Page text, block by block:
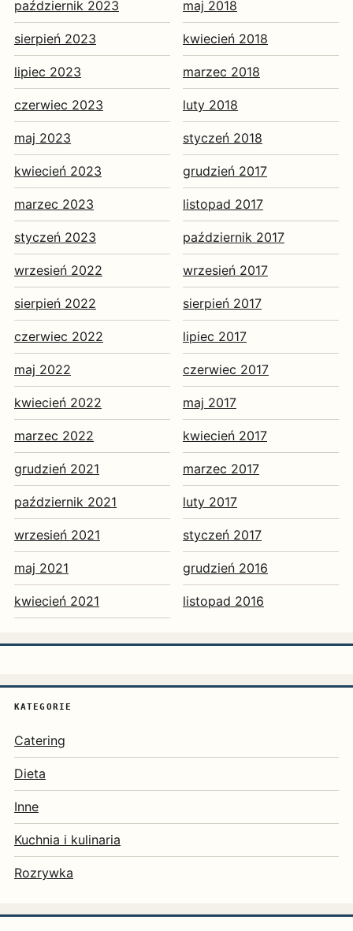
październik 2023
sierpień 2023
lipiec 2023
czerwiec 2023
maj 2023
kwiecień 2023
marzec 2023
styczeń 2023
wrzesień 2022
sierpień 2022
czerwiec 2022
maj 2022
kwiecień 2022
marzec 2022
grudzień 2021
październik 2021
wrzesień 2021
maj 2021
kwiecień 2021
maj 2018
kwiecień 2018
marzec 2018
luty 2018
styczeń 2018
grudzień 2017
listopad 2017
październik 2017
wrzesień 2017
sierpień 2017
lipiec 2017
czerwiec 2017
maj 2017
kwiecień 2017
marzec 2017
luty 2017
styczeń 2017
grudzień 2016
listopad 2016
KATEGORIE
Catering
Dieta
Inne
Kuchnia i kulinaria
Rozrywka